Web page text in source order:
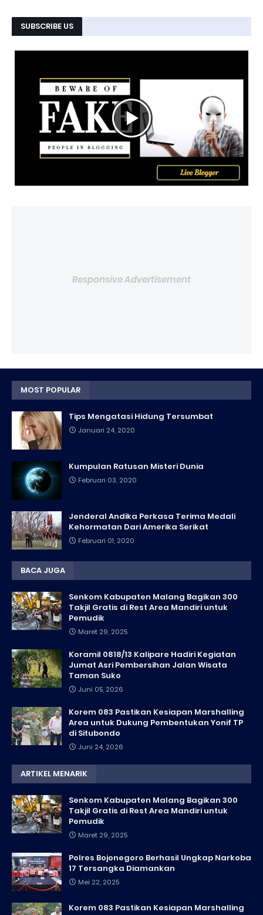
SUBSCRIBE US
Responsive Advertisement
MOST POPULAR
Tips Mengatasi Hidung Tersumbat
Januari 24, 2020
Kumpulan Ratusan Misteri Dunia
Februari 03, 2020
Jenderal Andika Perkasa Terima Medali
Kehormatan Dari Amerika Serikat
Februari 01, 2020
BACA JUGA
Senkom Kabupaten Malang Bagikan 300
Takjil Gratis di Rest Area Mandiri untuk
Pemudik
Maret 29, 2025
Koramil 0818/13 Kalipare Hadiri Kegiatan
Jumat Asri Pembersihan Jalan Wisata
Taman Suko
Juni 05, 2026
Korem 083 Pastikan Kesiapan Marshalling
Area untuk Dukung Pembentukan Yonif TP
di Situbondo
Juni 24, 2026
ARTIKEL MENARIK
Senkom Kabupaten Malang Bagikan 300
Takjil Gratis di Rest Area Mandiri untuk
Pemudik
Maret 29, 2025
Polres Bojonegoro Berhasil Ungkap Narkoba
17 Tersangka Diamankan
Mei 22, 2025
Korem 083 Pastikan Kesiapan Marshalling